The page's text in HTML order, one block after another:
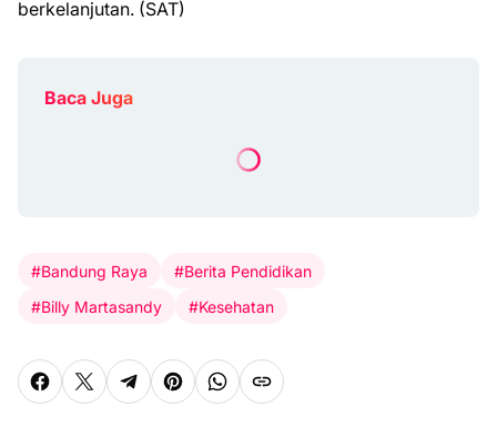
berkelanjutan. (SAT)
Baca Juga
#Bandung Raya
#Berita Pendidikan
#Billy Martasandy
#Kesehatan